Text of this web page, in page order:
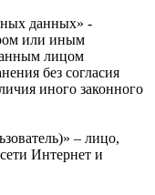
данных» -
или иным
лицом
без согласия
иного законного
– лицо,
Интернет и